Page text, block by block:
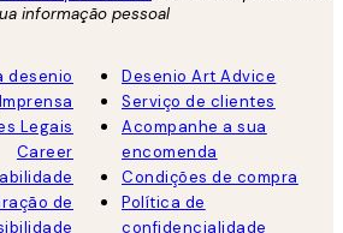
informação pessoal
desenio
Imprensa
Legais
Career
de
Desenio Art Advice
Serviço de clientes
Acompanhe a sua
encomenda
Condições de compra
Política de
confidencialidade